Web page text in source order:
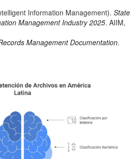
Information Management). State
Management Industry 2025. AIIM,
Management Documentation.